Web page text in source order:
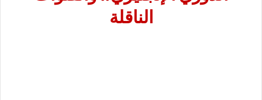
الناقلة